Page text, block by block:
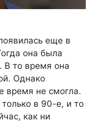
еще в
она была
В то время она
Однако
время не смогла.
в 90-е, и то
как ни